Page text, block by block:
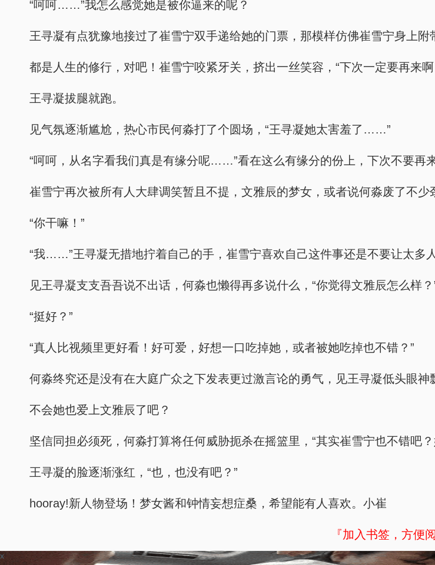
“呵呵……”我怎么感觉她是被你逼来的呢？
王寻凝有点犹豫地接过了崔雪宁双手递给她的门票，那模样仿佛崔雪宁身上附
都是人生的修行，对吧！崔雪宁咬紧牙关，挤出一丝笑容，“下次一定要再来啊
王寻凝拔腿就跑。
见气氛逐渐尴尬，热心市民何淼打了个圆场，“王寻凝她太害羞了……”
“呵呵，从名字看我们真是有缘分呢……”看在这么有缘分的份上，下次不要再
崔雪宁再次被所有人大肆调笑暂且不提，文雅辰的梦女，或者说何淼废了不少
“你干嘛！”
“我……”王寻凝无措地拧着自己的手，崔雪宁喜欢自己这件事还是不要让太多
见王寻凝支支吾吾说不出话，何淼也懒得再多说什么，“你觉得文雅辰怎么样？
“挺好？”
“真人比视频里更好看！好可爱，好想一口吃掉她，或者被她吃掉也不错？”
何淼终究还是没有在大庭广众之下发表更过激言论的勇气，见王寻凝低头眼神
不会她也爱上文雅辰了吧？
坚信同担必须死，何淼打算将任何威胁扼杀在摇篮里，“其实崔雪宁也不错吧
王寻凝的脸逐渐涨红，“也，也没有吧？”
hooray!新人物登场！梦女酱和钟情妄想症桑，希望能有人喜欢。小崔
『加入书签，方便
x